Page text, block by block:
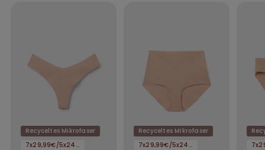
Recyceltes Mikrofaser
7x29,99€/5x24,99€/3x16,99€
Recyceltes Mikrofaser
7x29,99€/5x24,99€/3x16,99€